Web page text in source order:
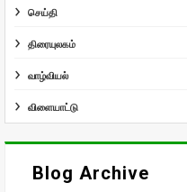
செய்தி
திரையுலகம்
வாழ்வியல்
விளையாட்டு
Blog Archive